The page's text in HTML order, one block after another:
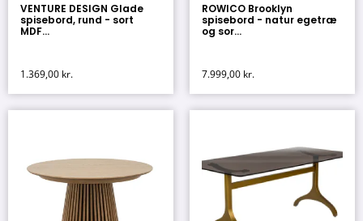
VENTURE DESIGN Glade
spisebord, rund - sort
MDF...
1.369,00 kr.
ROWICO Brooklyn
spisebord - natur egetræ
og sor...
7.999,00 kr.